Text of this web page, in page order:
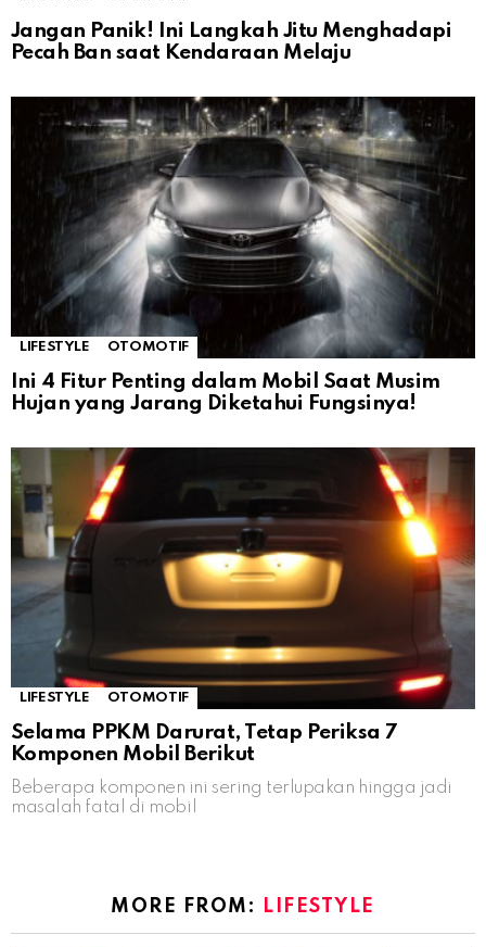
Jangan Panik! Ini Langkah Jitu Menghadapi
Pecah Ban saat Kendaraan Melaju
LIFESTYLE OTOMOTIF
Ini 4 Fitur Penting dalam Mobil Saat Musim
Hujan yang Jarang Diketahui Fungsinya!
LIFESTYLE OTOMOTIF
Selama PPKM Darurat, Tetap Periksa 7
Komponen Mobil Berikut
Beberapa komponen ini sering terlupakan hingga jadi
masalah fatal di mobil
MORE FROM: LIFESTYLE